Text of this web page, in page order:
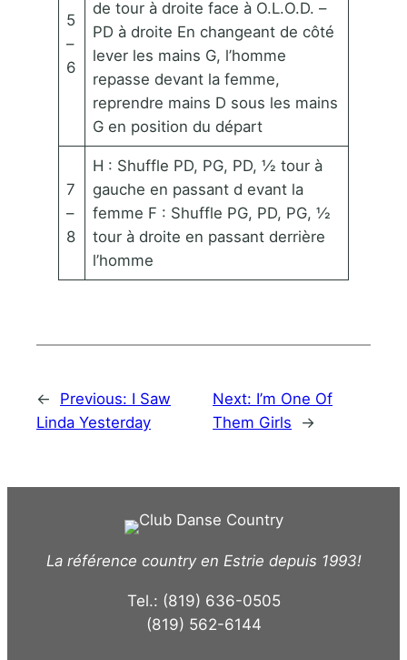
5
–
6
de tour à droite face à O.L.O.D. –
PD à droite En changeant de côté
lever les mains G, l’homme
repasse devant la femme,
reprendre mains D sous les mains
G en position du départ
7
–
8
H : Shuffle PD, PG, PD, ½ tour à
gauche en passant d evant la
femme F : Shuffle PG, PD, PG, ½
tour à droite en passant derrière
l’homme
← Previous: I Saw
Linda Yesterday
Next: I’m One Of
Them Girls
→
La référence country en Estrie depuis 1993!
Tel.: (819) 636-0505
(819) 562-6144